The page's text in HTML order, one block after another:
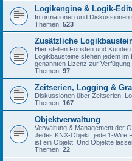
Logikengine & Logik-
Informationen und
Themen: 523
Zusätzliche
Hier stellen Foristen und
Logikbausteine stehen jedem
genannten Lizenz zur Verfügung.
Themen: 97
Zeitserien, Logging &
Diskussionen über Zeitserien,
Themen: 167
Objektverwaltung
Verwaltung & Management der
Jedes KNX-Objekt, jede 1-Wire
ist ein Objekt. Und Objekte
Themen: 22